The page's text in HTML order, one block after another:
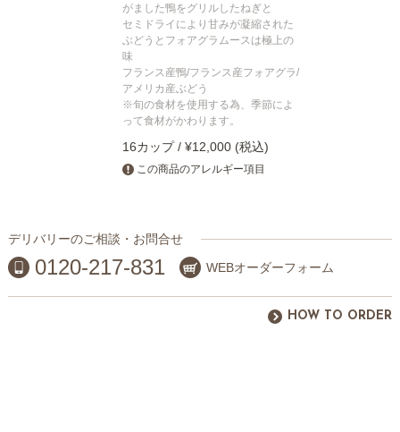
がました鴨をグリルしたねぎと
セミドライにより甘みが凝縮された
ぶどうとフォアグラムースは極上の
味
フランス産鴨/フランス産フォアグラ/
アメリカ産ぶどう
※旬の食材を使用する為、季節によ
って食材がかわります。
16カップ / ¥12,000 (税込)
この商品のアレルギー項目
デリバリーのご相談・お問合せ
0120-217-831 WEBオーダーフォーム
HOW TO ORDER